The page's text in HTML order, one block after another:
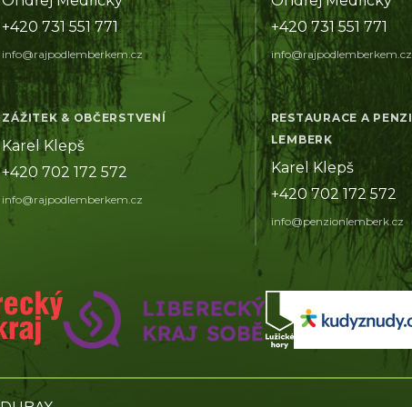
+420 731 551 771
info@rajpodlemberkem.cz
+420 731 551 771
info@rajpodlemberkem.cz
ZÁŽITEK & OBČERSTVENÍ
Karel Klepš
+420 702 172 572
info@rajpodlemberkem.cz
RESTAURACE A
LEMBERK
Karel Klepš
+420 702 172 572
info@penzionlemberk.cz